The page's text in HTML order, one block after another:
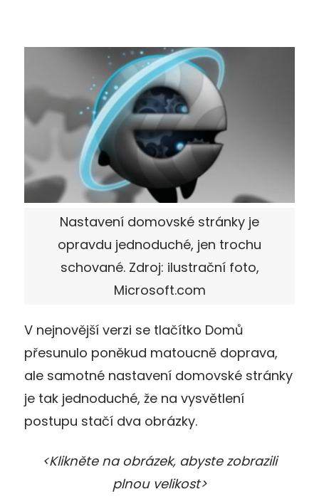
Nastavení domovské stránky je
opravdu jednoduché, jen trochu
schované. Zdroj: ilustrační foto,
Microsoft.com
V nejnovější verzi se tlačítko Domů
přesunulo poněkud matoucně doprava,
ale samotné nastavení domovské stránky
je tak jednoduché, že na vysvětlení
postupu stačí dva obrázky.
<Klikněte na obrázek, abyste zobrazili
plnou velikost>